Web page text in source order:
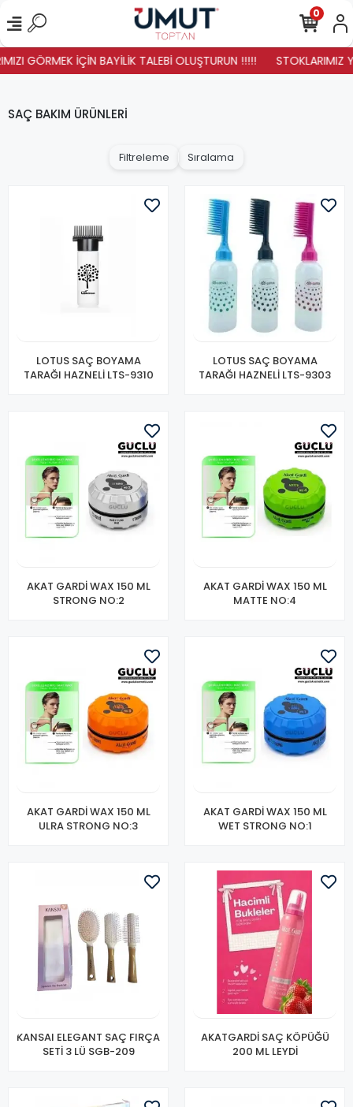
GÖRMEK İÇİN BAYİLİK TALEBİ OLUŞTURUN !!!!! STOKLARIMIZ
0
SAÇ BAKIM ÜRÜNLERİ
Filtreleme Sıralama
LOTUS SAÇ BOYAMA
TARAĞI HAZNELİ LTS-9310
LOTUS SAÇ BOYAMA
TARAĞI HAZNELİ LTS-9303
AKAT GARDİ WAX 150 ML
STRONG NO:2
AKAT GARDİ WAX 150 ML
MATTE NO:4
AKAT GARDİ WAX 150 ML
ULRA STRONG NO:3
AKAT GARDİ WAX 150 ML
WET STRONG NO:1
KANSAI ELEGANT SAÇ FIRÇA
SETİ 3 LÜ SGB-209
AKATGARDİ SAÇ KÖPÜĞÜ
200 ML LEYDİ